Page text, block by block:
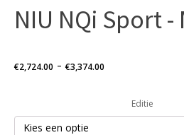
NIU NQi Sport
€2,724.00 - €3,374.00
Editie